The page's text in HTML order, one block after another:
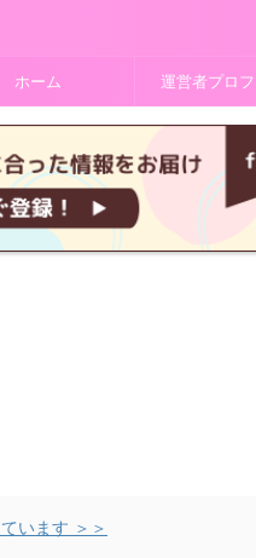
ホーム 運営者プロ
います ＞＞